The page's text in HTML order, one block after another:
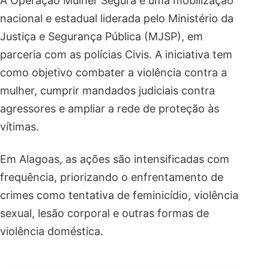
nacional e estadual liderada pelo Ministério da
Justiça e Segurança Pública (MJSP), em
parceria com as polícias Civis. A iniciativa tem
como objetivo combater a violência contra a
mulher, cumprir mandados judiciais contra
agressores e ampliar a rede de proteção às
vítimas.
Em Alagoas, as ações são intensificadas com
frequência, priorizando o enfrentamento de
crimes como tentativa de feminicídio, violência
sexual, lesão corporal e outras formas de
violência doméstica.